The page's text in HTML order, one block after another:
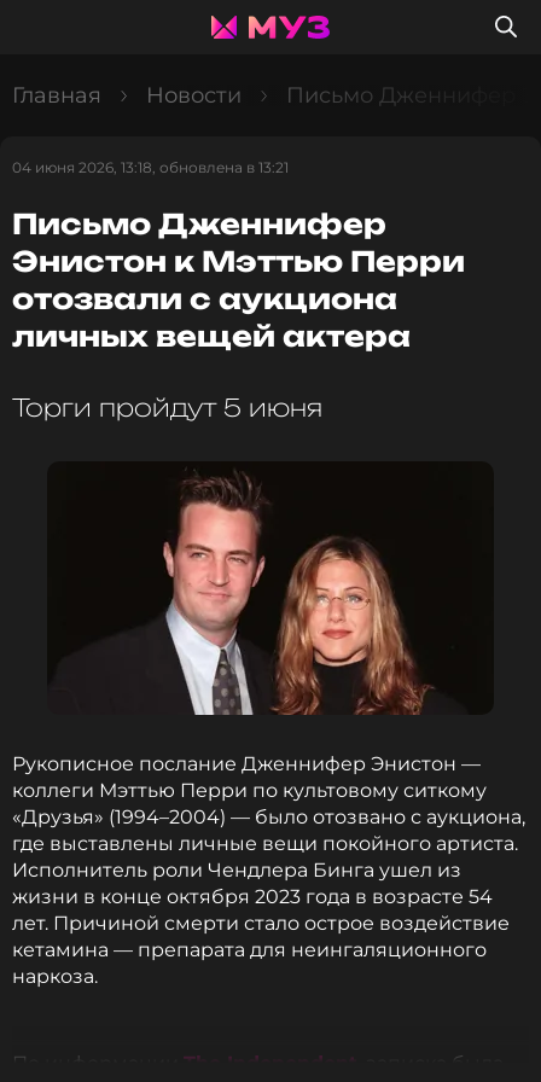
Главная Новости Письмо Дженнифер
04 июня 2026, 13:18, обновлена в 13:21
Письмо Дженнифер
Энистон к Мэттью Перри
отозвали с аукциона
личных вещей актера
Торги пройдут 5 июня
Рукописное послание Дженнифер Энистон —
коллеги Мэттью Перри по культовому ситкому
«Друзья» (1994–2004) — было отозвано с аукциона,
где выставлены личные вещи покойного артиста.
Исполнитель роли Чендлера Бинга ушел из
жизни в конце октября 2023 года в возрасте 54
лет. Причиной смерти стало острое воздействие
кетамина — препарата для неингаляционного
наркоза.
По информации The Independent
, записка была